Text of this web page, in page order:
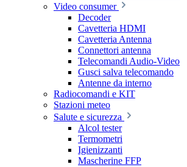
Video consumer
Decoder
Cavetteria HDMI
Cavetteria Antenna
Connettori antenna
Telecomandi Audio-Video
Gusci salva telecomando
Antenne da interno
Radiocomandi e KIT
Stazioni meteo
Salute e sicurezza
Alcol tester
Termometri
Igienizzanti
Mascherine FFP